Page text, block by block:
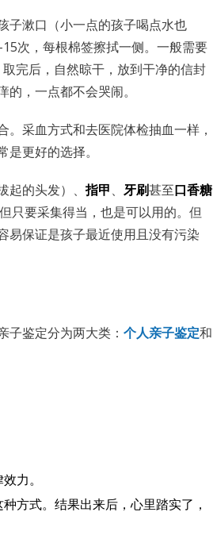
子漱口（小一点的孩子喝点水也
次，每根棉签擦拭一侧。一般需要
完后，自然晾干，放到干净的信封
，一点都不会哭闹。
采血方式和去医院体检抽血一样，
更好的选择。
起的头发）、指甲、 牙刷甚至口香糖
只要采集得当，也是可以用的。但
易保证是孩子最近使用且没有污染
鉴定分为两大类： 个人亲子鉴定和
力。
方式。结果出来后，心里踏实了，